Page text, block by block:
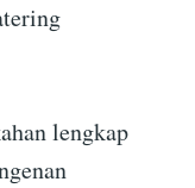
lengkap